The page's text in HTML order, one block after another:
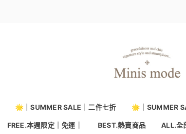
🌟｜SUMMER SALE｜二件七折 🌟｜SUMMER
FREE.本週限定｜免運｜ BEST.熱賣商品 ALL.全